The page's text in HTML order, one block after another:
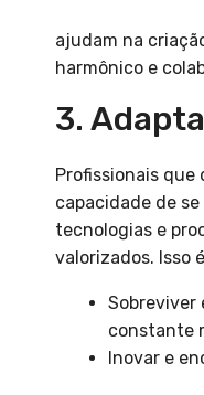
ajudam na
harmônico e
3.
Profissionais que
capacidade de
tecnologias e
valorizados. Isso
Sobreviver
constante
Inovar e